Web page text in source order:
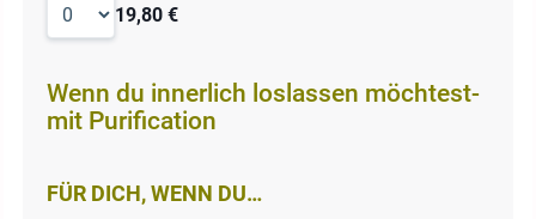
19,80 €
Wenn du innerlich loslassen möchtest-
mit Purification
FÜR DICH, WENN DU…